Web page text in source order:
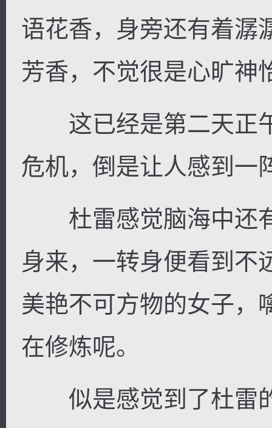
语花香，身旁还有着潺
芳香，不觉很是心旷神
这已经是第二天正
危机，倒是让人感到一
杜雷感觉脑海中还
身来，一转身便看到不
美艳不可方物的女子，
在修炼呢。
似是感觉到了杜雷